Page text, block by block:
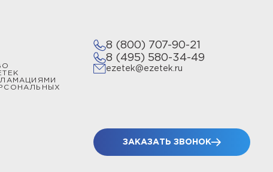
8 (800) 707-90-21
8 (495) 580-34-49
ezetek@ezetek.ru
ЗАКАЗАТЬ ЗВОНОК